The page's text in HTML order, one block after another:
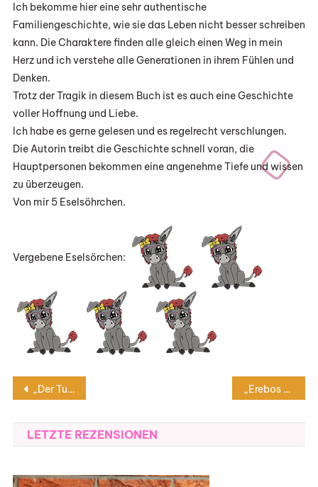
Ich bekomme hier eine sehr authentische
Familiengeschichte, wie sie das Leben nicht besser schreiben
kann. Die Charaktere finden alle gleich einen Weg in mein
Herz und ich verstehe alle Generationen in ihrem Fühlen und
Denken.
Trotz der Tragik in diesem Buch ist es auch eine Geschichte
voller Hoffnung und Liebe.
Ich habe es gerne gelesen und es regelrecht verschlungen.
Die Autorin treibt die Geschichte schnell voran, die
Hauptpersonen bekommen eine angenehme Tiefe und wissen
zu überzeugen.
Von mir 5 Eselsöhrchen.
Vergebene Eselsörchen:
Beitragsnavigation
„Der Turm der Liebenden“ von Catherine Aurel „Erebos 2“ von Ursula Poznanski
LETZTE REZENSIONEN